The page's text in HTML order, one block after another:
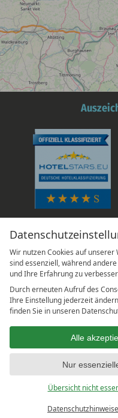
Wir nutzen Cookies auf unserer
sind essenziell, während
und Ihre Erfahrung zu
Durch erneuten Aufruf des
Ihre Einstellung jederzeit
finden Sie in unseren
Alle
Nur
Übersicht nicht
Datenschutzhinweise
Suchbegriff
eingeben
Datenschutz
SitemapAGB